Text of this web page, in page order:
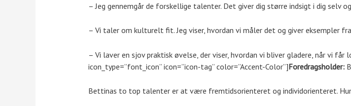
– Jeg gennemgår de forskellige talenter. Det giver dig større indsigt i dig selv
– Vi taler om kulturelt fit. Jeg viser, hvordan vi måler det og giver eksempler
– Vi laver en sjov praktisk øvelse, der viser, hvordan vi bliver gladere, når vi
icon_type=”font_icon” icon=”icon-tag” color=”Accent-Color”]Foredragsholder:
Bettinas to top talenter er at være fremtidsorienteret og individorienteret.